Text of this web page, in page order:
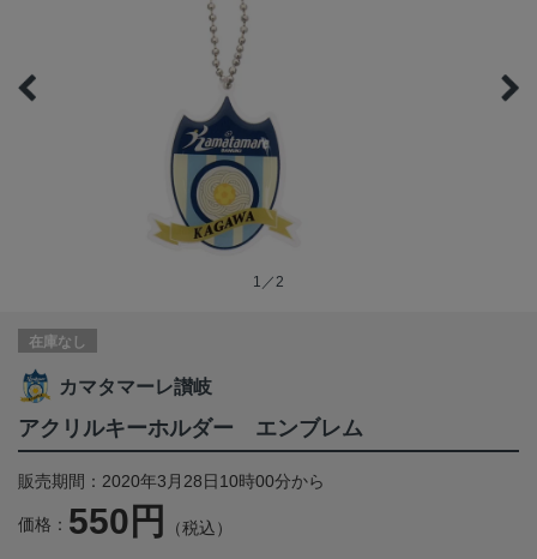
1／2
在庫なし
カマタマーレ讃岐
アクリルキーホルダー エンブレム
販売期間：2020年3月28日10時00分から
価格： 550円 （税込）